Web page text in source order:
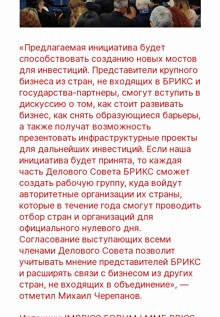
«Предлагаемая инициатива будет
способствовать созданию новых мостов
для инвестиций. Представители крупного
бизнеса из стран, не входящих в БРИКС и
государства-партнеры, смогут вступить в
дискуссию о том, как стоит развивать
бизнес, как снять образующиеся барьеры,
а также получат возможность
презентовать инфраструктурные проекты
для дальнейших инвестиций. Если наша
инициатива будет принята, то каждая
часть Делового Совета БРИКС сможет
создать рабочую группу, куда войдут
авторитетные организации их страны,
которые в течение года смогут проводить
отбор стран и организаций для
официального нулевого дня.
Согласование выступающих всеми
членами Делового Совета позволит
учитывать мнение представителей БРИКС
и расширять связи с бизнесом из других
стран, не входящих в объединение», —
отметил Михаил Черепанов.